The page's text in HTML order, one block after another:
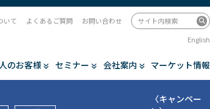
のお客様 セミナー 会社案内 マーケット情報
いて よくあるご質問
お問い合わせ
English
〈キャンペー